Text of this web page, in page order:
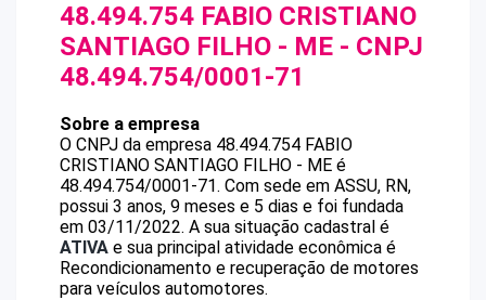
48.494.754 FABIO CRISTIANO
SANTIAGO FILHO - ME - CNPJ
48.494.754/0001-71
Sobre a empresa
O CNPJ da empresa 48.494.754 FABIO
CRISTIANO SANTIAGO FILHO - ME é
48.494.754/0001-71. Com sede em ASSU, RN,
possui 3 anos, 9 meses e 5 dias e foi fundada
em 03/11/2022. A sua situação cadastral é
ATIVA e sua principal atividade econômica é
Recondicionamento e recuperação de motores
para veículos automotores.